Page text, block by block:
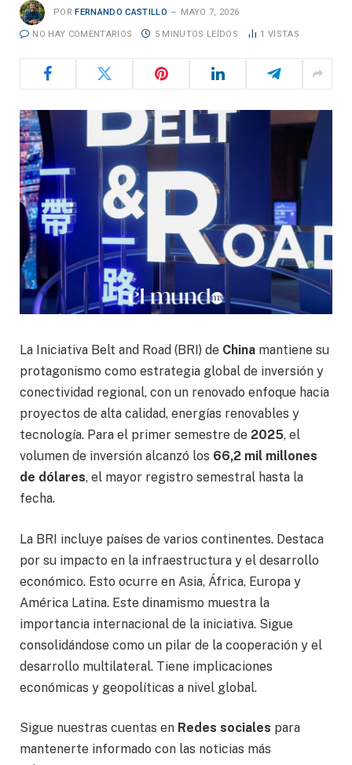
POR FERNANDO CASTILLO MAYO 7, 2026
NO HAY COMENTARIOS 5 MINUTOS LEÍDOS 1 VISTAS
La Iniciativa Belt and Road (BRI) de China mantiene su
protagonismo como estrategia global de inversión y
conectividad regional, con un renovado enfoque hacia
proyectos de alta calidad, energías renovables y
tecnología. Para el primer semestre de 2025, el
volumen de inversión alcanzó los 66,2 mil millones
de dólares, el mayor registro semestral hasta la
fecha.
La BRI incluye países de varios continentes. Destaca
por su impacto en la infraestructura y el desarrollo
económico. Esto ocurre en Asia, África, Europa y
América Latina. Este dinamismo muestra la
importancia internacional de la iniciativa. Sigue
consolidándose como un pilar de la cooperación y el
desarrollo multilateral. Tiene implicaciones
económicas y geopolíticas a nivel global.
Sigue nuestras cuentas en Redes sociales para
mantenerte informado con las noticias más